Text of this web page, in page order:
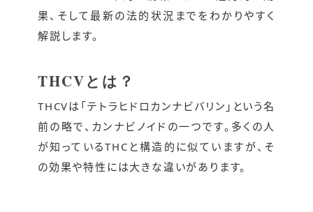
果、そして最新の法的状況までをわかりやすく
解説します。
THCVとは？
THCVは「テトラヒドロカンナビバリン」という名
前の略で、カンナビノイドの一つです。多くの人
が知っているTHCと構造的に似ていますが、そ
の効果や特性には大きな違いがあります。